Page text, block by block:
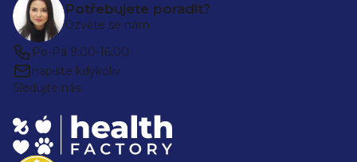
Potřebujete poradit?
Ozvěte se nám
Po-Pá 9:00-16:00
napište kdykoliv
Sledujte nás: